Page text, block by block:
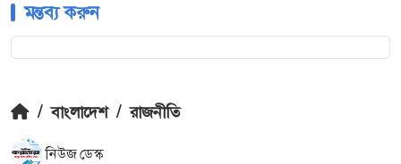
মন্তব্য করুন
/ বাংলাদেশ / রাজনীতি
নিউজ ডেস্ক